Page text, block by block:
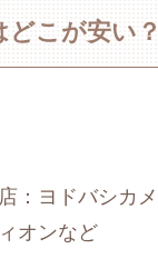
どこが安い？
：ヨドバシカ
オンなど